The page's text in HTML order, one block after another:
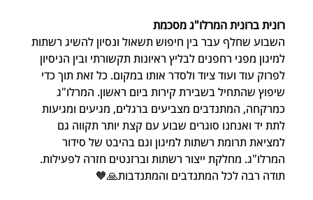
רונית ברונית המרלו"ג מסכמת
השבוע שחלף עבר בין חיפוש תשאול ונסיון להשיג רשתות
למיגון מפני רחפנים לבליץ ראיונות תקשורתי ובין הניסיון
לפרוק עוד ועוד ציוד ולסדר אותו במקום. כל זאת תוך כדי
שיפוץ שהתחיל בשבירת קירות ביום ראשון. המרלו"ג
כמרקחה, המתנדבים מצביעים ברגלים, מגיעים ומגיעות
לתת יד ואנחנו סוגרים שבוע עם קצת יותר תקווה גם
למציאת תרומת רשתות למיגון וגם בהיבט של סידור
המרלו"ג. מחלקת ייצור רשתות וברזנטים חזרה לפעילות.
תודה רבה לכל המתנדבים והמתנדבות🙏🧡